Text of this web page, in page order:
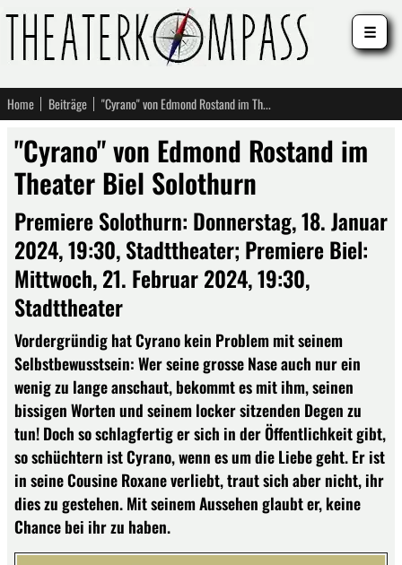
Home Beiträge "Cyrano" von Edmond Rostand im Theater Biel Solothurn
"Cyrano" von Edmond Rostand im
Theater Biel Solothurn
Premiere Solothurn: Donnerstag, 18. Januar
2024, 19:30, Stadttheater; Premiere Biel:
Mittwoch, 21. Februar 2024, 19:30,
Stadttheater
Vordergründig hat Cyrano kein Problem mit seinem
Selbstbewusstsein: Wer seine grosse Nase auch nur ein
wenig zu lange anschaut, bekommt es mit ihm, seinen
bissigen Worten und seinem locker sitzenden Degen zu
tun! Doch so schlagfertig er sich in der Öffentlichkeit gibt,
so schüchtern ist Cyrano, wenn es um die Liebe geht. Er ist
in seine Cousine Roxane verliebt, traut sich aber nicht, ihr
dies zu gestehen. Mit seinem Aussehen glaubt er, keine
Chance bei ihr zu haben.
☰